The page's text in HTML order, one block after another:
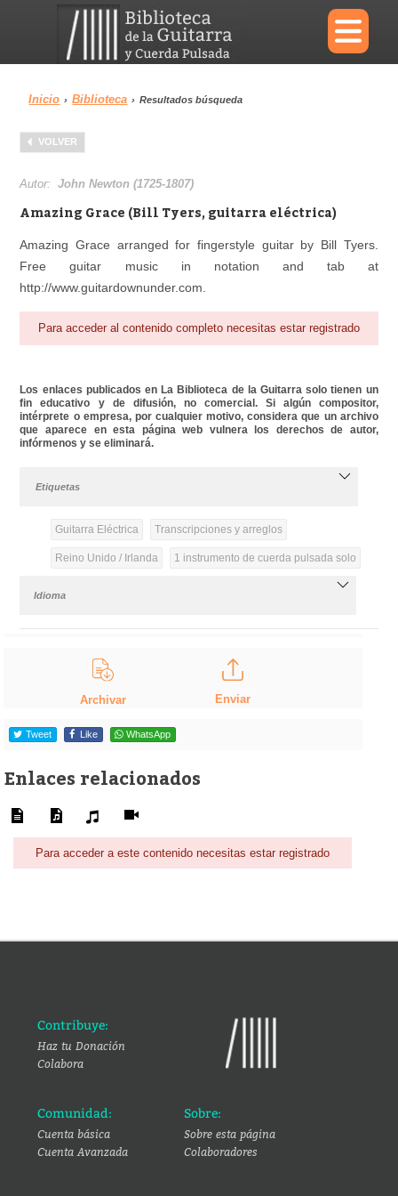
×
Menu
Biblioteca
Área personal Reproductor
Inicio › Biblioteca › Resultados búsqueda
VOLVER
Autor:John Newton (1725-1807)
Amazing Grace (Bill Tyers, guitarra eléctrica)
Amazing Grace arranged for fingerstyle guitar by Bill Tyers.
Free guitar music in notation and tab at
http://www.guitardownunder.com.
Para acceder al contenido completo necesitas estar registrado
Los enlaces publicados en La Biblioteca de la Guitarra solo tienen un
fin educativo y de difusión, no comercial. Si algún compositor,
intérprete o empresa, por cualquier motivo, considera que un archivo
que aparece en esta página web vulnera los derechos de autor,
infórmenos y se eliminará.
Etiquetas
Guitarra Eléctrica Transcripciones y arreglos
Reino Unido / Irlanda 1 instrumento de cuerda pulsada solo
Idioma
Archivar Enviar
Tweet Like WhatsApp
Enlaces relacionados
Para acceder a este contenido necesitas estar registrado
Contribuye:
Haz tu Donación
Colabora
Comunidad:
Cuenta básica
Cuenta Avanzada
Sobre:
Sobre esta página
Colaboradores